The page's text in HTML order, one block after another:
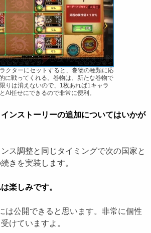
クターにセットすると、巻物の種類に応
に戦ってくれる。巻物は、新たな巻物で
りは消えないので、1枚あれば1キャラ
AI任せにできるので非常に便利。
ンストーリーの追加についてはいかが
ンス調整と同じタイミングで次の国家と
きを実装します。
しみです。
は公開できると思います。非常に個性
けていますよ。